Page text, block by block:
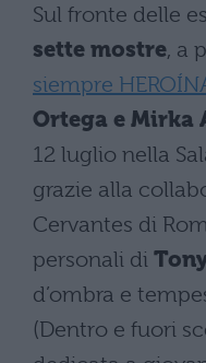
Sul fronte delle
sette mostre, a
siempre
Ortega e Mirka
12 luglio nella
grazie alla
Cervantes di
personali di
d’ombra e
(Dentro e fuori